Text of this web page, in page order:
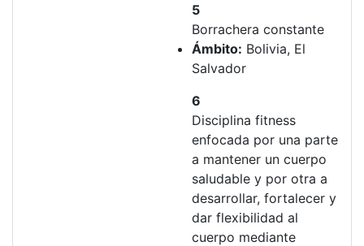
5
Borrachera constante
Ámbito: Bolivia, El
Salvador
6
Disciplina fitness
enfocada por una parte
a mantener un cuerpo
saludable y por otra a
desarrollar, fortalecer y
dar flexibilidad al
cuerpo mediante